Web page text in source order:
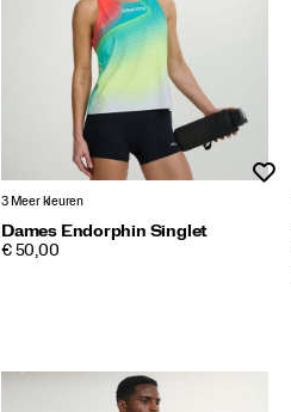
3 Meer kleuren
Dames Endorphin Singlet
PRICE
€ 50,00